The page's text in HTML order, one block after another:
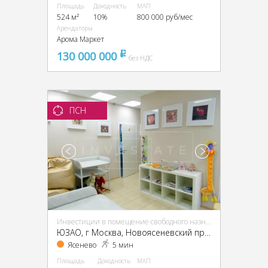
Площадь
524 м²
Доходность
10%
МАП
800 000 руб/мес
Арендаторы
Арома Маркет
130 000 000 pуббез НДС
ПСН
Инвестиции в помещение свободного назначения (ПСН)
ЮЗАО, г Москва, Новоясеневский пр-т, 13, кор. 2
Ясенево 5 мин
Площадь Доходность МАП